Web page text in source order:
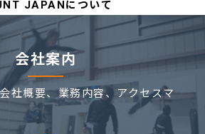
JAPANについて
会社案内
社概要、業務内容、
アクセスマ